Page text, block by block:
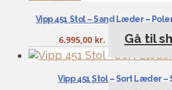
Vipp 451 Stol – Sand Læder –
6.995,00 kr. Gå til
Vipp 451 Stol – Sort Læder –